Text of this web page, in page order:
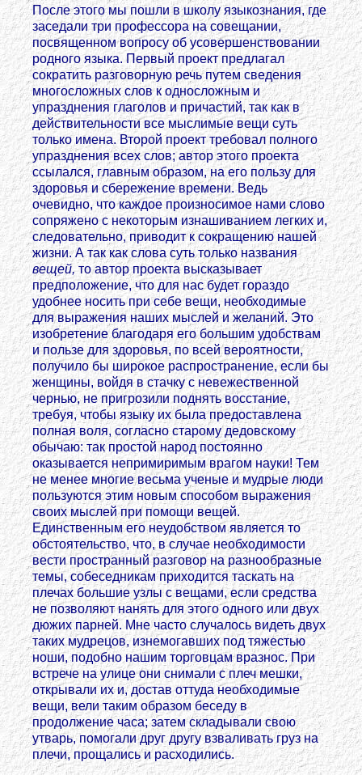
После этого мы пошли в школу языкознания, где
заседали три профессора на совещании,
посвященном вопросу об усовершенствовании
родного языка. Первый проект предлагал
сократить разговорную речь путем сведения
многосложных слов к односложным и
упразднения глаголов и причастий, так как в
действительности все мыслимые вещи суть
только имена. Второй проект требовал полного
упразднения всех слов; автор этого проекта
ссылался, главным образом, на его пользу для
здоровья и сбережение времени. Ведь
очевидно, что каждое произносимое нами слово
сопряжено с некоторым изнашиванием легких и,
следовательно, приводит к сокращению нашей
жизни. А так как слова суть только названия
вещей, то автор проекта высказывает
предположение, что для нас будет гораздо
удобнее носить при себе вещи, необходимые
для выражения наших мыслей и желаний. Это
изобретение благодаря его большим удобствам
и пользе для здоровья, по всей вероятности,
получило бы широкое распространение, если бы
женщины, войдя в стачку с невежественной
чернью, не пригрозили поднять восстание,
требуя, чтобы языку их была предоставлена
полная воля, согласно старому дедовскому
обычаю: так простой народ постоянно
оказывается непримиримым врагом науки! Тем
не менее многие весьма ученые и мудрые люди
пользуются этим новым способом выражения
своих мыслей при помощи вещей.
Единственным его неудобством является то
обстоятельство, что, в случае необходимости
вести пространный разговор на разнообразные
темы, собеседникам приходится таскать на
плечах большие узлы с вещами, если средства
не позволяют нанять для этого одного или двух
дюжих парней. Мне часто случалось видеть двух
таких мудрецов, изнемогавших под тяжестью
ноши, подобно нашим торговцам вразнос. При
встрече на улице они снимали с плеч мешки,
открывали их и, достав оттуда необходимые
вещи, вели таким образом беседу в
продолжение часа; затем складывали свою
утварь, помогали друг другу взваливать груз на
плечи, прощались и расходились.